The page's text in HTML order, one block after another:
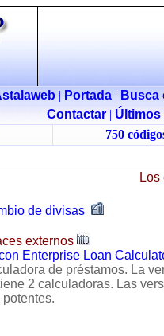
| Portada | Busca
Contactar |
750
de divisas
externos
Enterprise Loan
de préstamos. La
2 calculadoras. Las
potentes.